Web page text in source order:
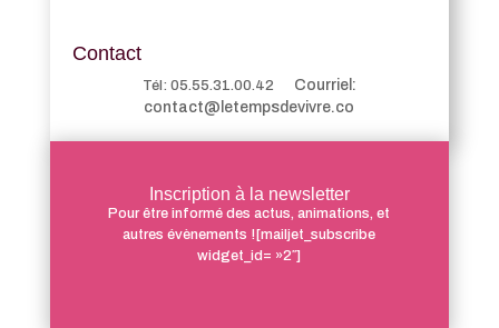
Contact
Tél: 05.55.31.00.42 Courriel:
contact@letempsdevivre.co
Inscription à la newsletter
Pour être informé des actus, animations, et
autres évènements ![mailjet_subscribe
widget_id= »2″]